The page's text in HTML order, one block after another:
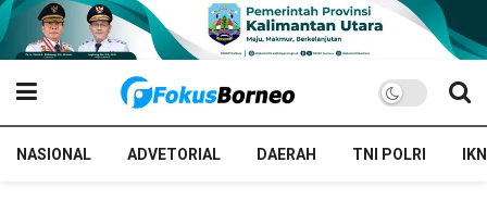
NASIONAL ADVETORIAL DAERAH TNI POLRI IKN